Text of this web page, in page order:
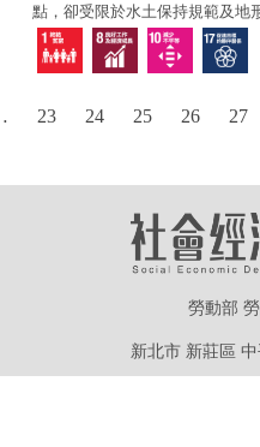
點，卻受限於水土保持規範及地
碇區觀光發展協會的努力下，以
步走出自己的旅遊特色。
23 24 25 26 27
勞動部
新北市 新莊區